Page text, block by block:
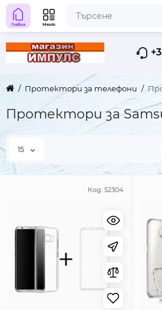
Главна Меню
Протектори за телефони
Протектори за
15
Код: 52304